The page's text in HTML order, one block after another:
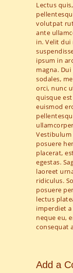
Lectus
volutpat
ante
in. Velit dui
ipsum in
magna.
sodales,
orci, nunc
quisque
euismod
Vestibulum
posuere
placerat,
egestas.
laoreet
ridiculus.
posuere
lectus
imperdiet
neque eu,
consequat
Add a